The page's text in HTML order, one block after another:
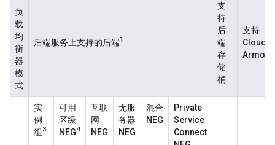
负
载
均
衡
器
模
式
后端服务上支持的后端1
支
持
后
端
存
储
桶
支持
Cloud
Armor
实
例
组 3
可用
区级
NEG4
互联
网
NEG
无服
务器
NEG
混合
NEG
Private
Service
Connect